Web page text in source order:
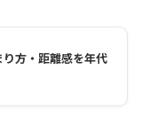
方・距離感を年代